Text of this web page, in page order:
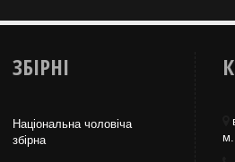
ЗБІРНІ
Національна чоловіча
збірна
м.